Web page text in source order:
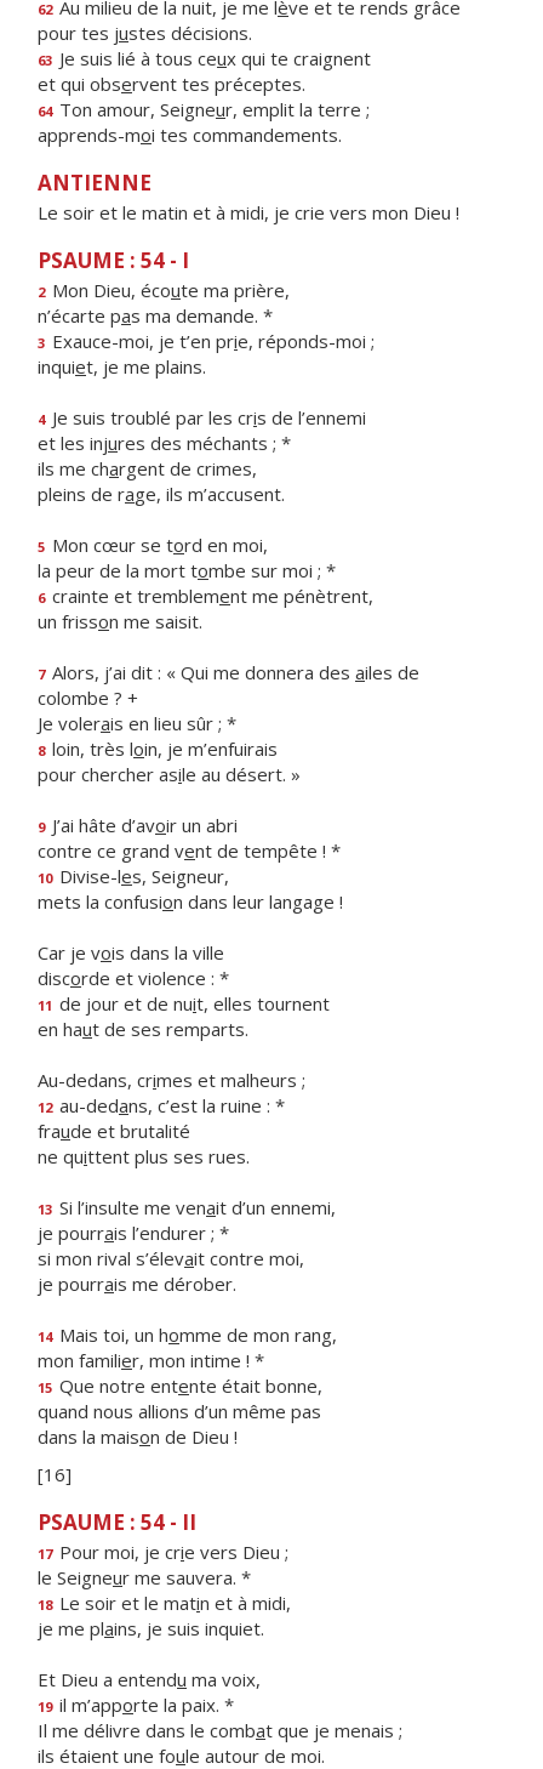
62 Au milieu de la nuit, je me lève et te rends grâce
pour tes justes décisions.
63 Je suis lié à tous ceux qui te craignent
et qui observent tes préceptes.
64 Ton amour, Seigneur, emplit la terre ;
apprends-moi tes commandements.
ANTIENNE
Le soir et le matin et à midi, je crie vers mon Dieu !
PSAUME : 54 - I
2 Mon Dieu, écoute ma prière,
n’écarte pas ma demande. *
3 Exauce-moi, je t’en prie, réponds-moi ;
inquiet, je me plains.
4 Je suis troublé par les cris de l’ennemi
et les injures des méchants ; *
ils me chargent de crimes,
pleins de rage, ils m’accusent.
5 Mon cœur se tord en moi,
la peur de la mort tombe sur moi ; *
6 crainte et tremblement me pénètrent,
un frisson me saisit.
7 Alors, j’ai dit : « Qui me donnera des ailes de
colombe ? +
Je volerais en lieu sûr ; *
8 loin, très loin, je m’enfuirais
pour chercher asile au désert. »
9 J’ai hâte d’avoir un abri
contre ce grand vent de tempête ! *
10 Divise-les, Seigneur,
mets la confusion dans leur langage !
Car je vois dans la ville
discorde et violence : *
11 de jour et de nuit, elles tournent
en haut de ses remparts.
Au-dedans, crimes et malheurs ;
12 au-dedans, c’est la ruine : *
fraude et brutalité
ne quittent plus ses rues.
13 Si l’insulte me venait d’un ennemi,
je pourrais l’endurer ; *
si mon rival s’élevait contre moi,
je pourrais me dérober.
14 Mais toi, un homme de mon rang,
mon familier, mon intime ! *
15 Que notre entente était bonne,
quand nous allions d’un même pas
dans la maison de Dieu !
[16]
PSAUME : 54 - II
17 Pour moi, je crie vers Dieu ;
le Seigneur me sauvera. *
18 Le soir et le matin et à midi,
je me plains, je suis inquiet.
Et Dieu a entendu ma voix,
19 il m’apporte la paix. *
Il me délivre dans le combat que je menais ;
ils étaient une foule autour de moi.